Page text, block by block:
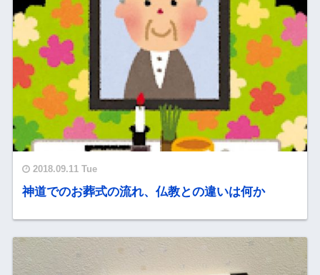
2018.09.11 Tue
神道でのお葬式の流れ、仏教との違いは何か